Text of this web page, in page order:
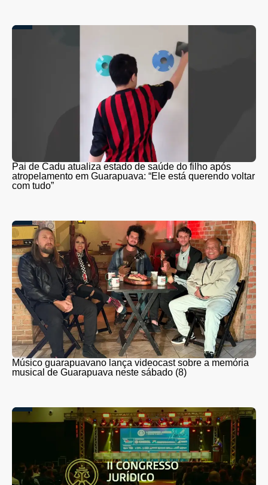
Pai de Cadu atualiza estado de saúde do filho após
atropelamento em Guarapuava: “Ele está querendo voltar
com tudo”
Músico guarapuavano lança videocast sobre a memória
musical de Guarapuava neste sábado (8)